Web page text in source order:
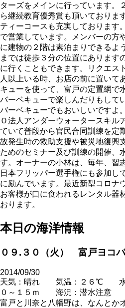
ターズをメインに行っています。
ら継続教育優秀賞も頂いておりま
ティーコースも充実しております
で営業しています。メンバーの方
に建物の２階は素泊まりできるよ
までは徒歩３分の位置にあります
に行くこともできます。リクエス
人以上いる時、お店の前に置いて
キューを使って、富戸の定置網で
バーベキューで楽しんだりもして
バーベキューでもおいしいですよ
Ｏ法人アンダーウォータースキル
ていて普段から官民合同訓練を定
故発生時の救助支援や被災地復興
ためのセミナー及び訓練の開催、
す。オーナーの小林は、毎年、習
日本フリッパー選手権にも参加し
に励んでいます。最近新型コロナ
お客様が口に食われるレンタル器
おります。
本日の海洋情報
０９.３０（火） 富戸ヨコ
2014/09/30
天気：晴れ 気温：２６℃
０～１５ｍ 海況：潜水注意
富戸と川奈と八幡野は、なんとか